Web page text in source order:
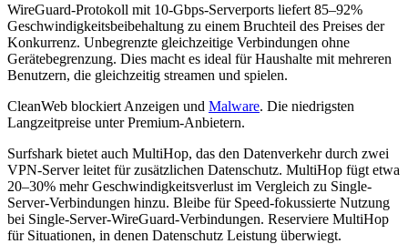
WireGuard-Protokoll mit 10-Gbps-Serverports liefert 85–92%
Geschwindigkeitsbeibehaltung zu einem Bruchteil des Preises der
Konkurrenz. Unbegrenzte gleichzeitige Verbindungen ohne
Gerätebegrenzung. Dies macht es ideal für Haushalte mit mehreren
Benutzern, die gleichzeitig streamen und spielen.
CleanWeb blockiert Anzeigen und Malware. Die niedrigsten
Langzeitpreise unter Premium-Anbietern.
Surfshark bietet auch MultiHop, das den Datenverkehr durch zwei
VPN-Server leitet für zusätzlichen Datenschutz. MultiHop fügt etwa
20–30% mehr Geschwindigkeitsverlust im Vergleich zu Single-
Server-Verbindungen hinzu. Bleibe für Speed-fokussierte Nutzung
bei Single-Server-WireGuard-Verbindungen. Reserviere MultiHop
für Situationen, in denen Datenschutz Leistung überwiegt.